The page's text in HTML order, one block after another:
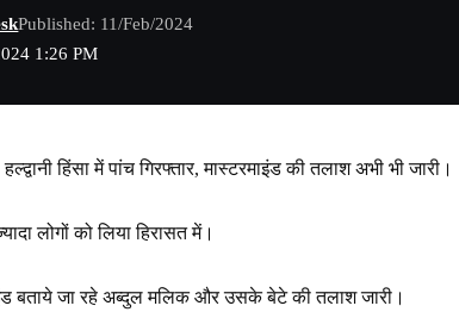
1:26 PM
Published: 11/Feb/2024
हल्द्वानी हिंसा में पांच गिरफ्तार, मास्टरमाइंड की तलाश अभी भी जारी।
लोगों को लिया हिरासत में।
बताये जा रहे अब्दुल मलिक और उसके बेटे की तलाश जारी।